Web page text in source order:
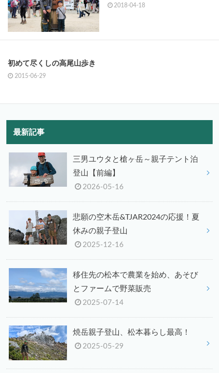
2018-04-18
初めて尽くしの高尾山歩き
2015-06-29
最新記事
三男ユウタと槍ヶ岳～親子テント泊
登山【前編】
2026-05-16
悲願の空木岳&TJAR2024の応援！夏
休みの親子登山
2025-12-16
移住先の松本で農業を始め、あそび
とファームで野菜販売
2025-07-14
焼岳親子登山、松本暮らし最高！
2025-05-29